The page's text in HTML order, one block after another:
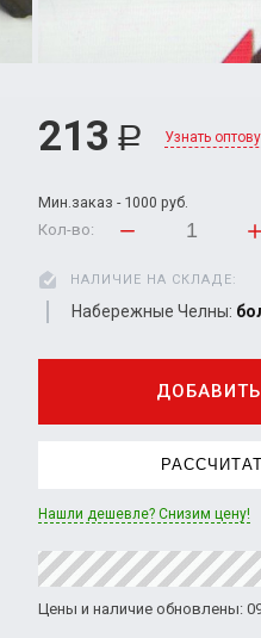
213 Р Узнать
Мин.заказ - 1000 руб.
Кол-во:
НАЛИЧИЕ НА СКЛАДЕ:
Набережные Челны:
Нашли дешевле? Снизим цену!
Цены и наличие обновлены: